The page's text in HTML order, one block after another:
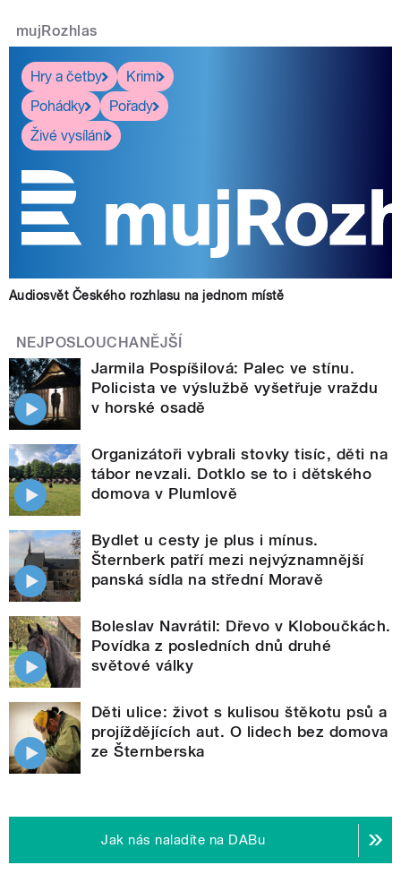
mujRozhlas
Hry a četby
Krimi
Pohádky
Pořady
Živé vysílání
Audiosvět Českého rozhlasu na jednom místě
NEJPOSLOUCHANĚJŠÍ
Jarmila Pospíšilová: Palec ve stínu.
Policista ve výslužbě vyšetřuje vraždu
v horské osadě
Organizátoři vybrali stovky tisíc, děti na
tábor nevzali. Dotklo se to i dětského
domova v Plumlově
Bydlet u cesty je plus i mínus.
Šternberk patří mezi nejvýznamnější
panská sídla na střední Moravě
Boleslav Navrátil: Dřevo v Kloboučkách.
Povídka z posledních dnů druhé
světové války
Děti ulice: život s kulisou štěkotu psů a
projíždějících aut. O lidech bez domova
ze Šternberska
Jak nás naladíte na DABu